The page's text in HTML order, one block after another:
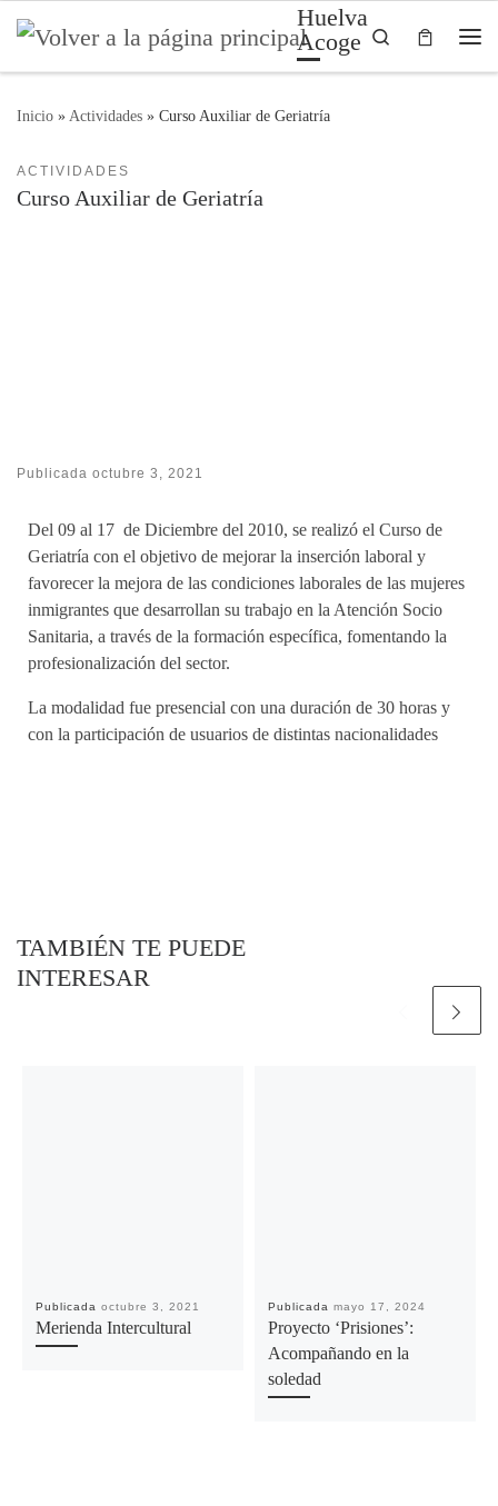
Saltar al contenido
Huelva
Acoge
Search
Inicio » Actividades » Curso Auxiliar de Geriatría
ACTIVIDADES
Curso Auxiliar de Geriatría
Publicada octubre 3, 2021
Del 09 al 17 de Diciembre del 2010, se realizó el Curso de
Geriatría con el objetivo de mejorar la inserción laboral y
favorecer la mejora de las condiciones laborales de las mujeres
inmigrantes que desarrollan su trabajo en la Atención Socio
Sanitaria, a través de la formación específica, fomentando la
profesionalización del sector.
La modalidad fue presencial con una duración de 30 horas y
con la participación de usuarios de distintas nacionalidades
TAMBIÉN TE PUEDE
INTERESAR
Publicada octubre 3, 2021
Merienda Intercultural
Publicada mayo 17, 2024
Proyecto ‘Prisiones’:
Acompañando en la
soledad